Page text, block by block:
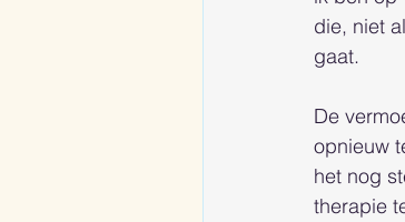
die, niet
gaat.
De
opnieuw
het nog
therapie